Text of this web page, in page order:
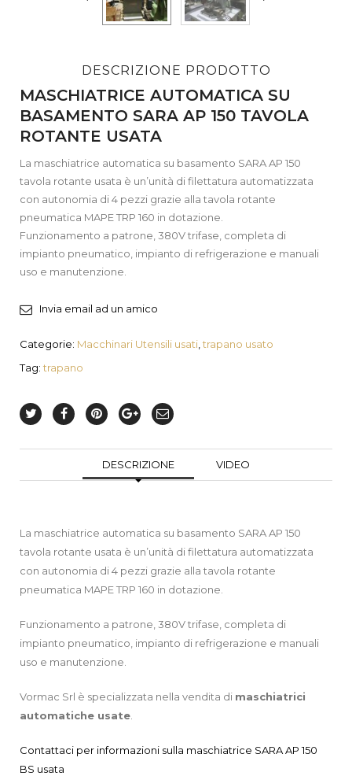
DESCRIZIONE PRODOTTO
MASCHIATRICE AUTOMATICA SU
BASAMENTO SARA AP 150 TAVOLA
ROTANTE USATA
La maschiatrice automatica su basamento SARA AP 150
tavola rotante usata è un’unità di filettatura automatizzata
con autonomia di 4 pezzi grazie alla tavola rotante
pneumatica MAPE TRP 160 in dotazione.
Funzionamento a patrone, 380V trifase, completa di
impianto pneumatico, impianto di refrigerazione e manuali
uso e manutenzione.
Invia email ad un amico
Categorie: Macchinari Utensili usati ,trapano usato
Tag:trapano
DESCRIZIONE VIDEO
La maschiatrice automatica su basamento SARA AP 150
tavola rotante usata è un’unità di filettatura automatizzata
con autonomia di 4 pezzi grazie alla tavola rotante
pneumatica MAPE TRP 160 in dotazione.
Funzionamento a patrone, 380V trifase, completa di
impianto pneumatico, impianto di refrigerazione e manuali
uso e manutenzione.
Vormac Srl è specializzata nella vendita di maschiatrici
automatiche usate
Contattaci per informazioni sulla maschiatrice SARA AP 150
BS usata